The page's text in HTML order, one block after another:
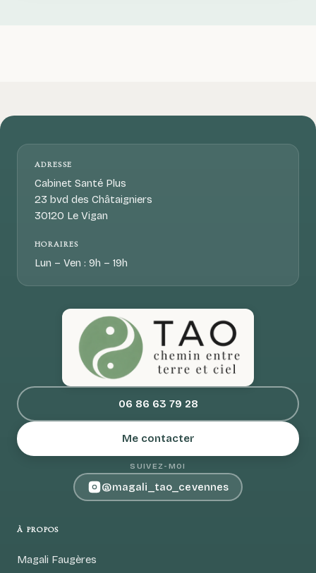
ADRESSE
Cabinet Santé Plus
23 bvd des Châtaigniers
30120 Le Vigan
HORAIRES
Lun – Ven : 9h – 19h
06 86 63 79 28
Me contacter
SUIVEZ-MOI
@magali_tao_cevennes
À PROPOS
Magali Faugères